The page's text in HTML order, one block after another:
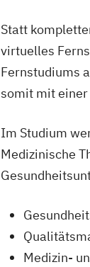
Statt
virtuelles
Fernstudiums
somit mit
Im Studium
Medizinische
Medizin-